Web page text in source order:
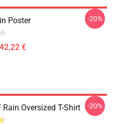
Poster
€
-20%
Oversized T-Shirt -20%